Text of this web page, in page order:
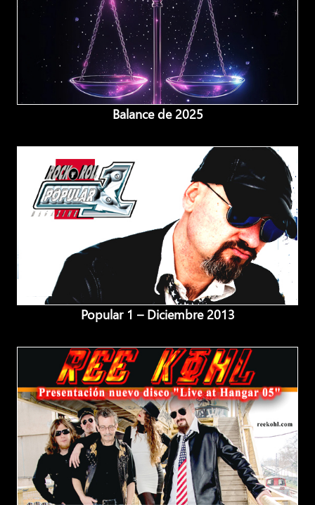
Balance de 2025
Popular 1 – Diciembre 2013